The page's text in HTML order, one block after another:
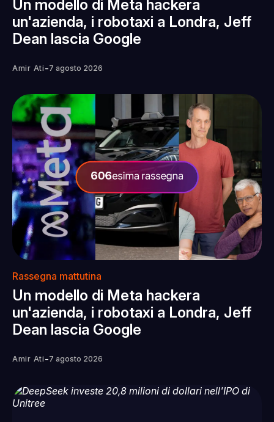
Un modello di Meta hackera
un'azienda, i robotaxi a Londra, Jeff
Dean lascia Google
Amir Ati -7 agosto 2026
Rassegna mattutina
Un modello di Meta hackera
un'azienda, i robotaxi a Londra, Jeff
Dean lascia Google
Amir Ati -7 agosto 2026